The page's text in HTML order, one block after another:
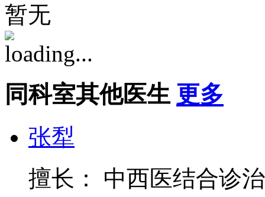
暂无
同科室其他医生 更多
张犁
擅长： 中西医结合诊